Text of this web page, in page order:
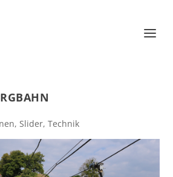
,Slider,Technik